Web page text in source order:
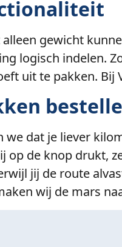
gewicht
logisch indelen.
uit te pakken.
we dat je liever
op de knop drukt,
jij de route
wij de mars